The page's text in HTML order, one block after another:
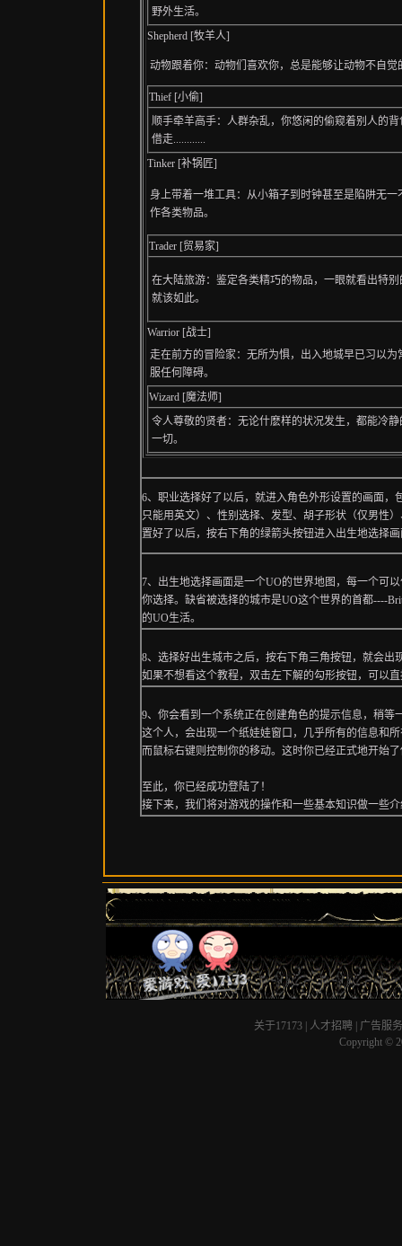
野外生活。
Shepherd [牧羊人]
动物跟着你：动物们喜欢你，总是能够让动物不自觉
Thief [小偷]
顺手牵羊高手：人群杂乱，你悠闲的偷窥着别人的
借走............
Tinker [补锅匠]
身上带着一堆工具：从小箱子到时钟甚至是陷阱无
作各类物品。
Trader [贸易家]
在大陆旅游：鉴定各类精巧的物品，一眼就看出特
就该如此。
Warrior [战士]
走在前方的冒险家：无所为惧，出入地城早已习以为
服任何障碍。
Wizard [魔法师]
令人尊敬的贤者：无论什麽样的状况发生，都能冷
一切。
6、职业选择好了以后，就进入角色外形设置的画面
只能用英文）、性别选择、发型、胡子形状（仅男性
置好了以后，按右下角的绿箭头按钮进入出生地选择
7、出生地选择画面是一个UO的世界地图，每一个可
你选择。缺省被选择的城市是UO这个世界的首都----
的UO生活。
8、选择好出生城市之后，按右下角三角按钮，就会
如果不想看这个教程，双击左下解的勾形按钮，可以
9、你会看到一个系统正在创建角色的提示信息，稍
这个人，会出现一个纸娃娃窗口，几乎所有的信息和
而鼠标右键则控制你的移动。这时你已经正式地开始
至此，你已经成功登陆了！
接下来，我们将对游戏的操作和一些基本知识做一些
关于17173 人才招聘
广告服务
Copyright ©